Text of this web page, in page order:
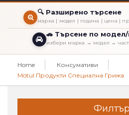
🔍 Разширено търсене
марка | модел | година | цена |
🚗 Търсене по
избери марка → модел →
Home
Консумативи
Motul Продукти Специална Грижа
Филтър